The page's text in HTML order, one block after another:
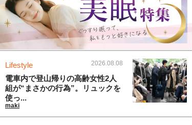
Lifestyle 2026.08.08
電車内で登山帰りの高齢女性2人
組が“まさかの行為”。リュックを
使っ...
maki